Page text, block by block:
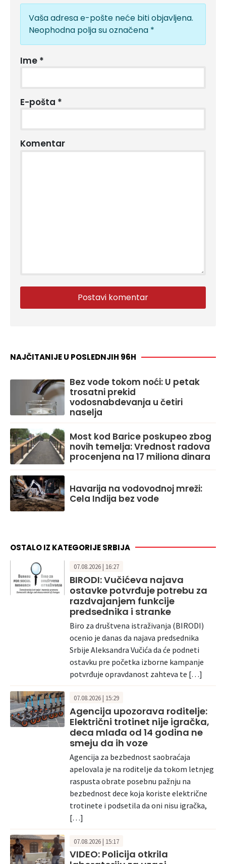
Vaša adresa e-pošte neće biti objavljena.
Neophodna polja su označena *
Ime *
E-pošta *
Komentar
NAJČITANIJE U POSLEDNJIH 96H
Bez vode tokom noći: U petak
trosatni prekid
vodosnabdevanja u četiri
naselja
Most kod Barice poskupeo zbog
novih temelja: Vrednost radova
procenjena na 17 miliona dinara
Havarija na vodovodnoj mreži:
Cela Inđija bez vode
OSTALO IZ KATEGORIJE SRBIJA
07.08.2026 | 16:27
BIRODI: Vučićeva najava
ostavke potvrđuje potrebu za
razdvajanjem funkcije
predsednika i stranke
Biro za društvena istraživanja (BIRODI)
ocenio je danas da najava predsednika
Srbije Aleksandra Vučića da će podneti
ostavku pre početka izborne kampanje
potvrđuje opravdanost zahteva te […]
07.08.2026 | 15:29
Agencija upozorava roditelje:
Električni trotinet nije igračka,
deca mlađa od 14 godina ne
smeju da ih voze
Agencija za bezbednost saobraćaja
apelovala je na roditelje da tokom letnjeg
raspusta obrate posebnu pažnju na
bezbednost dece koja koriste električne
trotinete i podsetila da oni nisu igračka,
[…]
07.08.2026 | 15:17
VIDEO: Policija otkrila